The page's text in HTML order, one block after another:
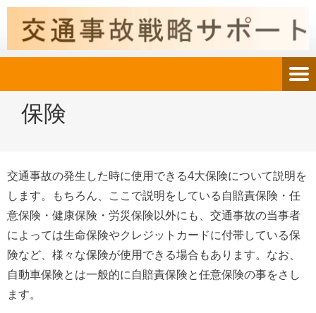
保険
交通事故の発生した時に使用できる4大保険について説明を
します。もちろん、ここで説明をしている自賠責保険・任
意保険・健康保険・労災保険以外にも、交通事故の当事者
によっては生命保険やクレジットカードに付帯している保
険など、様々な保険が使用できる場合もあります。なお、
自動車保険とは一般的に自賠責保険と任意保険の事をさし
ます。